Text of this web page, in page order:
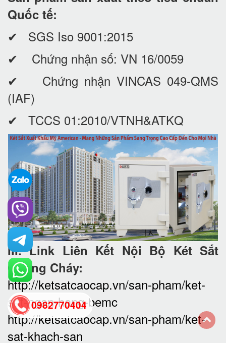
Quốc tế:
✔ SGS Iso 9001:2015
✔ Chứng nhận số: VN 16/0059
✔ Chứng nhận VINCAS 049-QMS
(IAF)
✔ TCCS 01:2010/VTNH&ATKQ
III. Link Liên Kết Nội Bộ Két Sắt
Chống Cháy:
http://ketsatcaocap.vn/san-pham/ket-
sat-ngan-hang-bemc
http://ketsatcaocap.vn/san-pham/ket-
sat-khach-san
0982770404